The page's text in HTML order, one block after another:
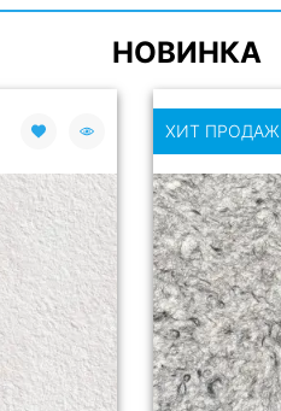
НОВИНКА
ХИТ ПРОДАЖ